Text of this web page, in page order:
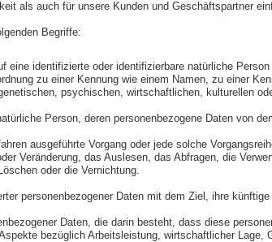
als auch für unsere Kunden und Geschäftspartner
Begriffe:
identifizierte oder identifizierbare natürliche
zu einer Kennung wie einem Namen, zu einer
psychischen, wirtschaftlichen, kulturellen
Person, deren personenbezogene Daten von
ausgeführte Vorgang oder jede solche
Veränderung, das Auslesen, das Abfragen, die
oder die Vernichtung.
personenbezogener Daten mit dem Ziel, ihre
Daten, die darin besteht, dass diese
bezüglich Arbeitsleistung, wirtschaftlicher